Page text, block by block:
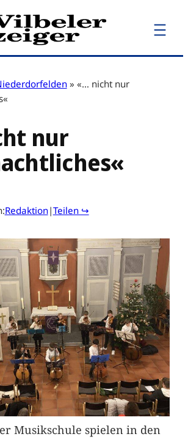
» «… nicht nur
nur
Redaktion|Teilen ↪
Musikschule spielen in den